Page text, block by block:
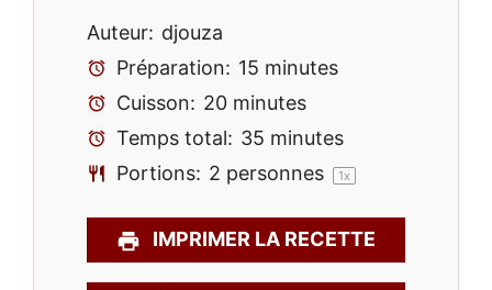
Auteur: djouza
Préparation: 15 minutes
Cuisson: 20 minutes
Temps total: 35 minutes
Portions: 2 personnes 1x
IMPRIMER LA RECETTE